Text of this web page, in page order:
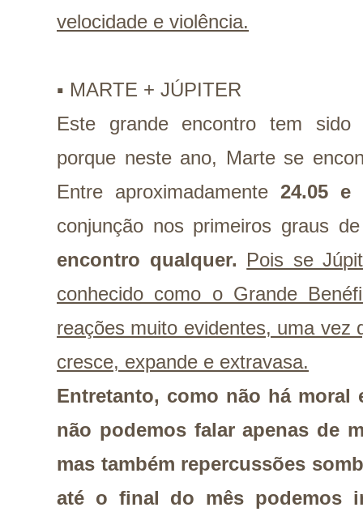
velocidade e violência.
▪️ MARTE + JÚPITER
Este grande encontro tem sido
porque neste ano, Marte se
Entre aproximadamente 24.05 e
conjunção nos primeiros graus
encontro qualquer. Pois se
conhecido como o Grande
reações muito evidentes, uma vez
cresce, expande e extravasa.
Entretanto, como não há moral
não podemos falar apenas de
mas também repercussões
até o final do mês podemos